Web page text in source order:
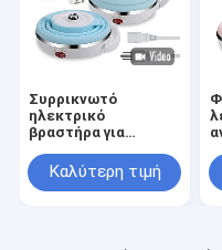
Συρρικνωτό
ηλεκτρικό
βραστήρα για
αναδιπλούμενο
λέβητα νερού
Καλύτερη τιμή